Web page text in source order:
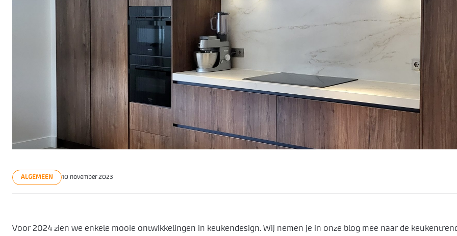
ALGEMEEN 10 november 2023
Voor 2024 zien we enkele mooie ontwikkelingen in keukendesign. Wij nemen je in onze blog mee naar de